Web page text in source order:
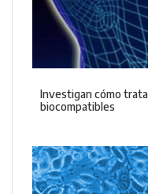
Investigan cómo
biocompatibles